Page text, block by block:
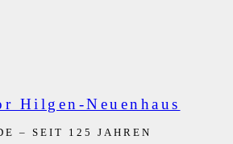
Hilgen-Neuenhaus
– SEIT 125 JAHREN